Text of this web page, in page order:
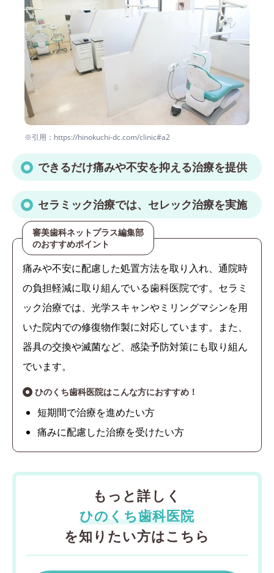
※引用：https://hinokuchi-dc.com/clinic#a2
できるだけ痛みや不安を抑える治療を提供
セラミック治療では、セレック治療を実施
審美歯科ネットプラス編集部
のおすすめポイント
痛みや不安に配慮した処置方法を取り入れ、通院時
の負担軽減に取り組んでいる歯科医院です。セラミ
ック治療では、光学スキャンやミリングマシンを用
いた院内での修復物作製に対応しています。また、
器具の交換や滅菌など、感染予防対策にも取り組ん
でいます。
ひのくち歯科医院はこんな方におすすめ！
短期間で治療を進めたい方
痛みに配慮した治療を受けたい方
もっと詳しく
ひのくち歯科医院
を知りたい方はこちら